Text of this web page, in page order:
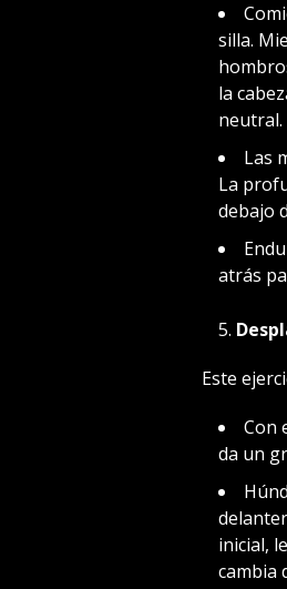
silla.
la
neutral.
Las
La
debajo
atrás
Este
Con
da un
inicial,
cambia